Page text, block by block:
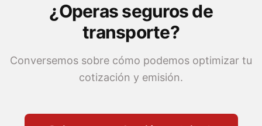
¿Operas seguros de
transporte?
Conversemos sobre cómo podemos optimizar tu
cotización y emisión.